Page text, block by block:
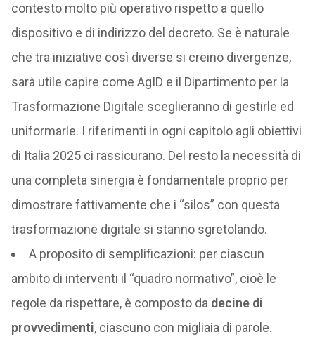
contesto molto più operativo rispetto a quello
dispositivo e di indirizzo del decreto. Se è naturale
che tra iniziative così diverse si creino divergenze,
sarà utile capire come AgID e il Dipartimento per la
Trasformazione Digitale sceglieranno di gestirle ed
uniformarle. I riferimenti in ogni capitolo agli obiettivi
di Italia 2025 ci rassicurano. Del resto la necessità di
una completa sinergia è fondamentale proprio per
dimostrare fattivamente che i “silos” con questa
trasformazione digitale si stanno sgretolando.
A proposito di semplificazioni: per ciascun
ambito di interventi il “quadro normativo”, cioè le
regole da rispettare, è composto da decine di
provvedimenti, ciascuno con migliaia di parole.